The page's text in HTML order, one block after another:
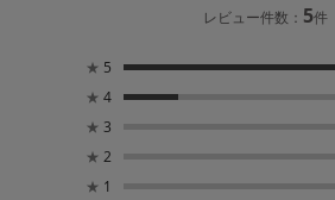
レビュー件数： 5件
★ 5
★ 4
★ 3
★ 2
★ 1